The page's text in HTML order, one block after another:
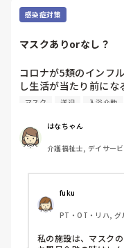
こんな言い方をすると
今日は微熱があります
出かける用事があるの
と指示を出しその日は
金曜日扇風機はつい
用者様💦
少し安心したのも束の
身体を起こす事ができ
家族そっちのけですぐ
そんなん言うてる間に
と思いながら気持ち
かないといけません。
あと、そういう状況
入ると如実に分かりま
感染症対策
マスクありorなし？
コロナが5類のインフ
し生活が当たり前に
クしてますか？
このクソ暑い時にマ
過呼吸になり倒れると
ちなみに、風呂介と
マスク 送迎 入浴介助
はなちゃん
介護福祉士, デイサー
fuku
PT・OT・リハ, グ
私の施設は、マスク